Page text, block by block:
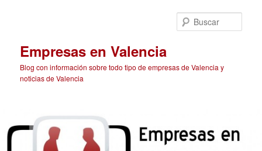
Empresas en Valencia
Blog con información sobre todo tipo de empresas de Valencia y
noticias de Valencia